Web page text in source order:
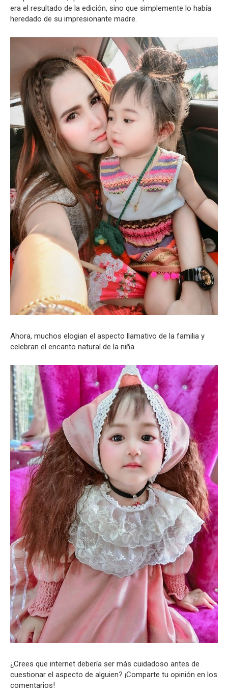
era el resultado de la edición, sino que simplemente lo había
heredado de su impresionante madre.
Ahora, muchos elogian el aspecto llamativo de la familia y
celebran el encanto natural de la niña.
¿Crees que internet debería ser más cuidadoso antes de
cuestionar el aspecto de alguien? ¡Comparte tu opinión en los
comentarios!